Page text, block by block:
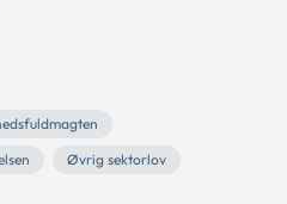
Øvrig sektorlov